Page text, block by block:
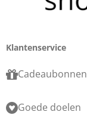
Klantenservice
Cadeaubonnen
Goede doelen